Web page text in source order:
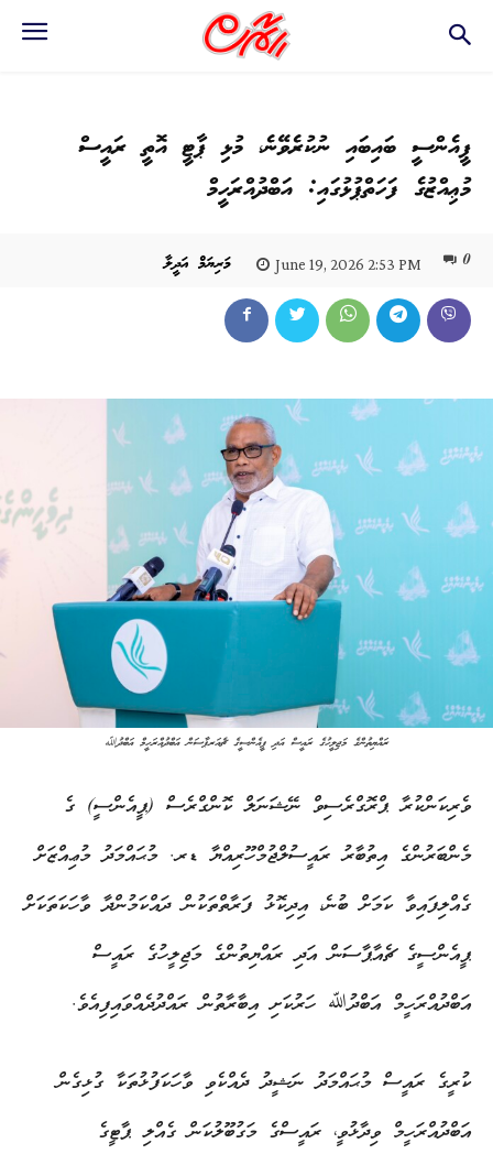
ޕީއެންސީ ބައިބައި ނުކުރެވޭނެ، މުޅި ޕާޓީ އޮތީ ރައީސް
މުޢިއްޒުގެ ފަހަތްޕުޅުގައި: އަބްދުއްރަހީމް
މަރިޔަމް އަދީލާ June 19, 2026 2:53 PM 0
ރައްޔިތުންގެ މަޖިލީހުގެ ރައީސް އަދި ޕީއެންސީގެ ޗެއަރޕާސަން އަބްދުއްރަހީމް އަބްދުﷲ
ވެރިކަންކުރާ ޕްރޮގްރެސިވް ނޭޝަނަލް ކޮންގްރެސް (ޕީއެންސީ) ގެ
މެންބަރުންގެ އިތުބާރު ރައީސުލްޖުމްހޫރިއްޔާ ޑރ. މުޙައްމަދު މުޢިއްޒަށް
ގެއްލިފައިވާ ކަމަށް ބުނެ، އިދިކޮޅު ފަރާތްތަކުން ދައްކަމުންދާ ވާހަކަތަކަށް
ޕީއެންސީގެ ޗެއާޕާސަން އަދި ރައްޔިތުންގެ މަޖިލީހުގެ ރައީސް
އަބްދުއްރަހީމް އަބްދުﷲ ހަރުކަށި އިބާރާތުން ރައްދުދެއްވައިފިއެވެ.
ކުރީގެ ރައީސް މުޙައްމަދު ނަޝީދު ދެއްކެވި ވާހަކަފުޅުތަކާ ގުޅިގެން
އަބްދުއްރަހީމް ވިދާޅުވީ، ރައީސްގެ މަގުބޫލުކަން ގެއްލި ޕާޓީގެ